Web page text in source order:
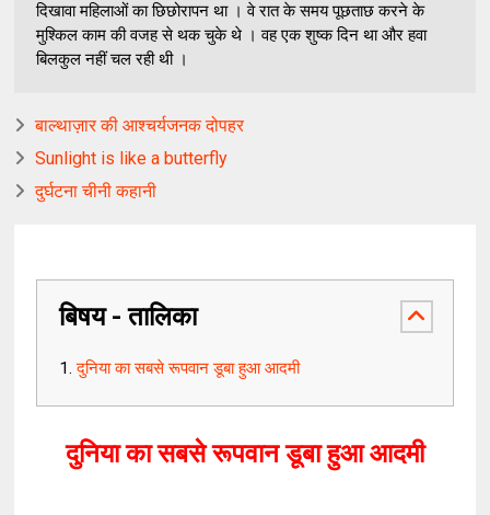
दिखावा महिलाओं का छिछोरापन था । वे रात के समय पूछताछ करने के
मुश्किल काम की वजह से थक चुके थे । वह एक शुष्क दिन था और हवा
बिलकुल नहीं चल रही थी ।
बाल्थाज़ार की आश्चर्यजनक दोपहर
Sunlight is like a butterfly
दुर्घटना चीनी कहानी
बिषय - तालिका
दुनिया का सबसे रूपवान डूबा हुआ आदमी
दुनिया का सबसे रूपवान डूबा हुआ आदमी